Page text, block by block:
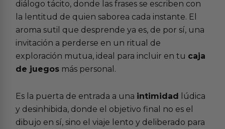
diálogo tácito, donde las frases se escriben con
la lentitud de quien saborea cada instante. El
aroma sutil que desprende ya es, de por sí, una
invitación a perderse en un ritual de
exploración mutua, ideal para incluir en tu caja
de juegos más personal.
Es la puerta de entrada a una intimidad lúdica
y desinhibida, donde el objetivo final no es el
dibujo en sí, sino el viaje lento y deliberado para